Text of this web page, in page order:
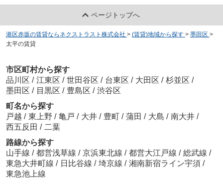
ページトップへ
港区赤坂の賃貸ならネクストラスト株式会社 > (賃貸)地域から探す > 墨田区 >
太平の賃貸
市区町村から探す
品川区 / 江東区 / 世田谷区 / 台東区 / 大田区 / 杉並区 /
墨田区 / 目黒区 / 豊島区 / 渋谷区
町名から探す
戸越 / 東上野 / 亀戸 / 大井 / 豊町 / 蒲田 / 大島 / 南大井 /
西五反田 / 二葉
路線から探す
山手線 / 都営浅草線 / 京浜東北線 / 都営大江戸線 / 総武線 /
東急大井町線 / 日比谷線 / 埼京線 / 湘南新宿ライン宇須 /
東急池上線